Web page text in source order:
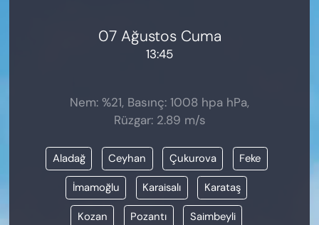
07 Ağustos Cuma
13:45
Nem: %21, Basınç: 1008 hpa hPa,
Rüzgar: 2.89 m/s
Aladağ Ceyhan Çukurova Feke
İmamoğlu Karaisalı Karataş
Kozan Pozantı Saimbeyli
ÖZEL HABER
SİYASET
VAN VE DİYARBAKIR HABERLERİ